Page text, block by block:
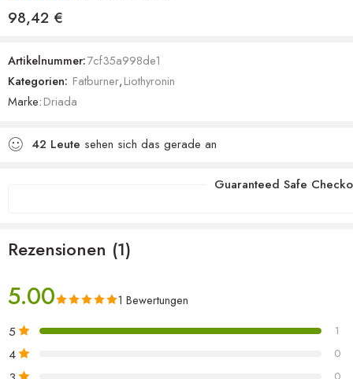
Bewertet mit
5.00
auf
1
Kundenbewertung
98,42 €
Artikelnummer:7cf35a998de1
Kategorien: Fatburner,Liothyronin
Marke:Driada
42 Leute sehen sich das gerade an
Guaranteed Safe
Rezensionen (1)
5.00 1 Bewertungen
5 1
4 0